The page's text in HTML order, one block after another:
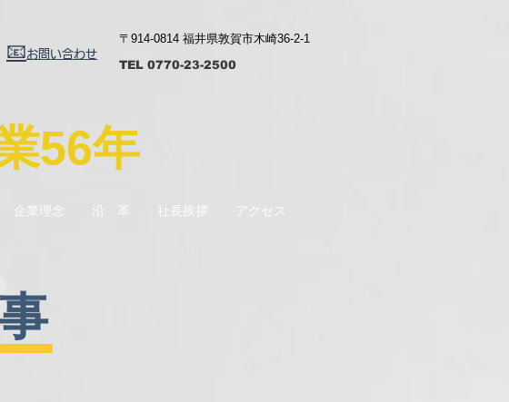
📧お問い合わせ
​〒914-0814 福井県敦賀市木崎36-2-1
TEL 0770-23-2500
56年
企業理念 沿 革 社長挨拶 アクセス